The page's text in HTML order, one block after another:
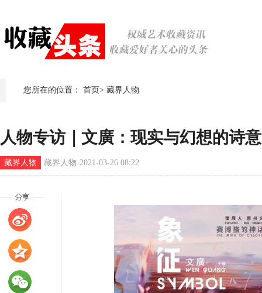
您所在的位置： 首页> 藏界人物
人物专访｜文廣：现实与幻想的诗
藏界人物 藏界人物 2021-03-26 08:22